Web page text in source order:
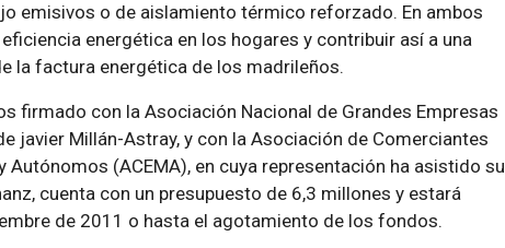
emisivos o de aislamiento térmico reforzado. En ambos
energética en los hogares y contribuir así a una
la factura energética de los madrileños.
firmado con la Asociación Nacional de Grandes Empresas
javier Millán-Astray, y con la Asociación de Comerciantes
(ACEMA), en cuya representación ha asistido su
cuenta con un presupuesto de 6,3 millones y estará
de 2011 o hasta el agotamiento de los fondos.